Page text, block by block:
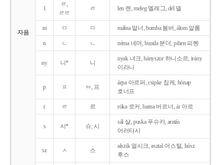
자음
l
ㄹ,
ㄹㄹ
ㄹ len 렌, meleg 멜레그, dél 델
m ㅁ ㅁ málna 말너, bomba 봄버, álom 알롬
n ㄴ ㄴ néma 네머, bunda 분더, pihen 피헨
ny 니* 니
nyak 녀크, hányszor 하니소르, irány
이라니
p ㅍ ㅂ, 프
árpa 아르퍼, csipke 칩케, hónap
호너프
r ㄹ 르 róka 로커, barna 버르너, ár 아르
s 시* 슈, 시
sál 샬, puska 푸슈카, aratás
어러타시
sz ㅅ 스
alszik 얼시크, asztal 어스털, húsz
후스